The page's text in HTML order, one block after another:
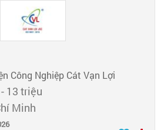
Công Nghiệp Cát Vạn Lợi
13 triệu
Minh